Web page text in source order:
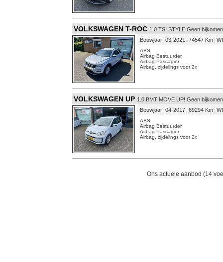
VOLKSWAGEN T-ROC 1.0 TSI STYLE Geen
Bouwjaar: 03-2021
74547 Km
ABS
Airbag Bestuurder
Airbag Passagier
Airbag, zijdelings voor 2x
VOLKSWAGEN UP 1.0 BMT MOVE UP! Geen
Bouwjaar: 04-2017 69294 Km
ABS
Airbag Bestuurder
Airbag Passagier
Airbag, zijdelings voor 2x
Ons actuele aanbod (14